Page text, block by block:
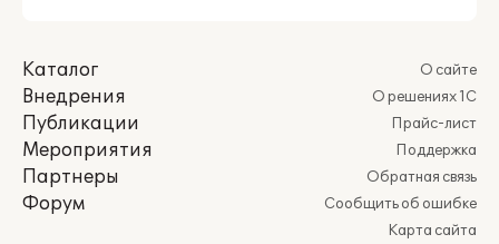
Каталог
Внедрения
Публикации
Мероприятия
Партнеры
Форум
О сайте
О решениях 1С
Прайс-лист
Поддержка
Обратная связь
Сообщить об ошибке
Карта сайта